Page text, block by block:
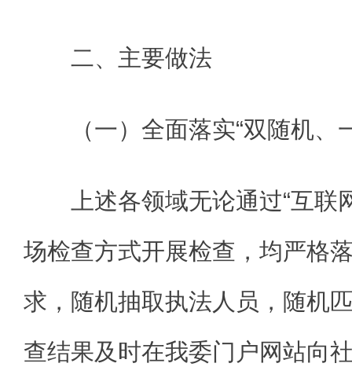
二、主要做法
（一）全面落实“双随机、
上述各领域无论通过“互
场检查方式开展检查，均严格
求，随机抽取执法人员，随机
查结果及时在我委门户网站向